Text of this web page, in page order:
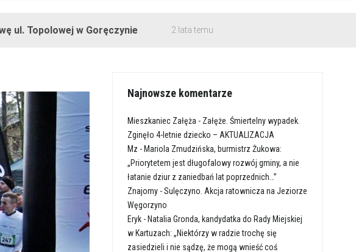
w Goręczynie 2 lata temu
Najnowsze komentarze
Mieszkaniec Załęża - Załęże. Śmiertelny wypadek.
Zginęło 4-letnie dziecko – AKTUALIZACJA
Mz - Mariola Zmudzińska, burmistrz Żukowa:
„Priorytetem jest długofalowy rozwój gminy, a nie
łatanie dziur z zaniedbań lat poprzednich…”
Znajomy -Sulęczyno. Akcja ratownicza na Jeziorze
Węgorzyno
Eryk - Natalia Gronda, kandydatka do Rady Miejskiej
w Kartuzach: „Niektórzy w radzie trochę się
zasiedzieli i nie sądzę, że mogą wnieść coś